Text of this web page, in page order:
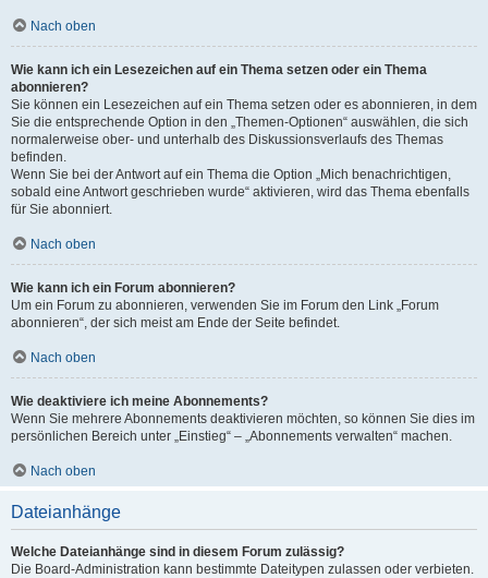
Nach oben
Wie kann ich ein Lesezeichen auf ein Thema setzen oder ein Thema
abonnieren?
Sie können ein Lesezeichen auf ein Thema setzen oder es abonnieren, in dem
Sie die entsprechende Option in den „Themen-Optionen“ auswählen, die sich
normalerweise ober- und unterhalb des Diskussionsverlaufs des Themas
befinden.
Wenn Sie bei der Antwort auf ein Thema die Option „Mich benachrichtigen,
sobald eine Antwort geschrieben wurde“ aktivieren, wird das Thema ebenfalls
für Sie abonniert.
Nach oben
Wie kann ich ein Forum abonnieren?
Um ein Forum zu abonnieren, verwenden Sie im Forum den Link „Forum
abonnieren“, der sich meist am Ende der Seite befindet.
Nach oben
Wie deaktiviere ich meine Abonnements?
Wenn Sie mehrere Abonnements deaktivieren möchten, so können Sie dies im
persönlichen Bereich unter „Einstieg“ – „Abonnements verwalten“ machen.
Nach oben
Dateianhänge
Welche Dateianhänge sind in diesem Forum zulässig?
Die Board-Administration kann bestimmte Dateitypen zulassen oder verbieten.